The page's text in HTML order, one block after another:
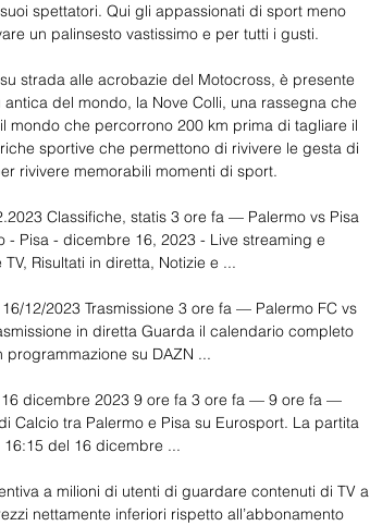
spettatori. Qui gli appassionati di sport meno
un palinsesto vastissimo e per tutti i gusti.
strada alle acrobazie del Motocross, è presente
del mondo, la Nove Colli, una rassegna che
mondo che percorrono 200 km prima di tagliare il
sportive che permettono di rivivere le gesta di
rivivere memorabili momenti di sport.
Classifiche, statis 3 ore fa — Palermo vs Pisa
- Pisa - dicembre 16, 2023 - Live streaming e
Risultati in diretta, Notizie e ...
12/2023 Trasmissione 3 ore fa — Palermo FC vs
in diretta Guarda il calendario completo
programmazione su DAZN ...
dicembre 2023 9 ore fa 3 ore fa — 9 ore fa —
Calcio tra Palermo e Pisa su Eurosport. La partita
16:15 del 16 dicembre ...
a milioni di utenti di guardare contenuti di TV a
nettamente inferiori rispetto all’abbonamento